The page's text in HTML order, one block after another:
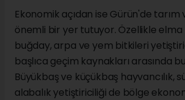
Ekonomik açıdan ise Gürün'de tarım
önemli bir yer tutuyor. Özellikle elma
buğday, arpa ve yem bitkileri
başlıca geçim kaynakları arasında
Büyükbaş ve küçükbaş hayvancılık,
alabalık yetiştiriciliği de bölge